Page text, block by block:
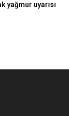
yağmur uyarısı